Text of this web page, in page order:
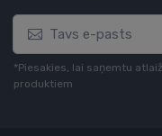
*Piesakies, lai saņemtu
produktiem